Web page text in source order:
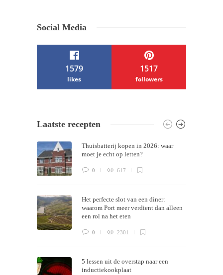
Social Media
1579
likes
1517
followers
Themes bySilicon Themes . Join us right
now!
Laatste recepten
Thuisbatterij kopen in 2026: waar
moet je echt op letten?
0 617
Het perfecte slot van een diner:
waarom Port meer verdient dan alleen
een rol na het eten
0 2301
5 lessen uit de overstap naar een
inductiekookplaat